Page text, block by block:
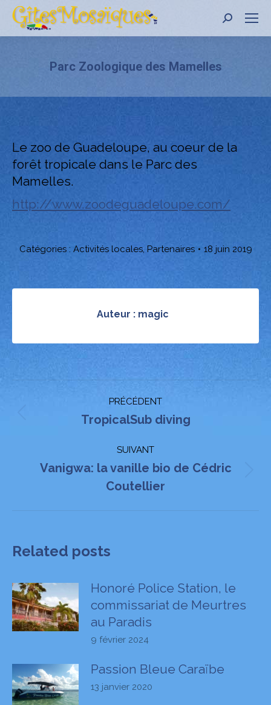
:
Parc Zoologique des Mamelles
Le zoo de Guadeloupe, au coeur de la
forêt tropicale dans le Parc des
Mamelles.
http://www.zoodeguadeloupe.com/
Catégories : Activités locales, Partenaires 18 juin 2019
Auteur : magic
NavigationPRÉCÉDENT
Article
:
TropicalSub diving
SUIVANT
Article
suivant
Vanigwa: la vanille bio de Cédric
Coutellier
Related posts
Honoré Police Station, le
commissariat de Meurtres
au Paradis
9 février 2024
Passion Bleue Caraïbe
13 janvier 2020